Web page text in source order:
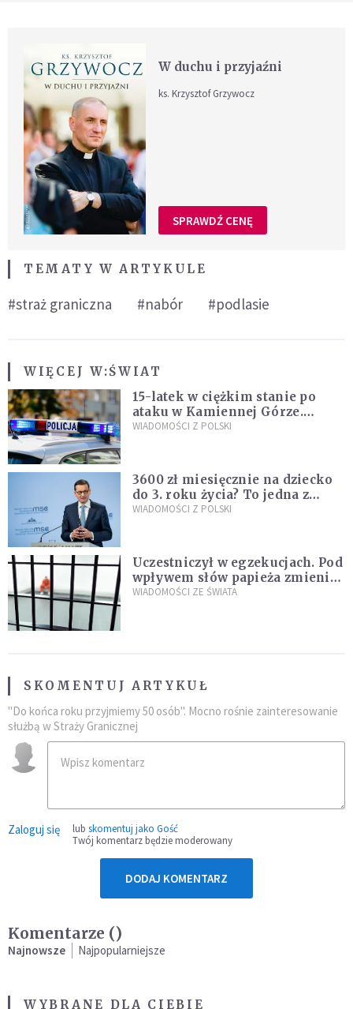
W duchu i przyjaźni
ks. Krzysztof Grzywocz
SPRAWDŹ CENĘ
TEMATY W ARTYKULE
#straż graniczna #nabór #podlasie
WIĘCEJ W:ŚWIAT
15-latek w ciężkim stanie po
ataku w Kamiennej Górze.
Policja zatrzymała dwóch
WIADOMOŚCI Z POLSKI
3600 zł miesięcznie na dziecko
do 3. roku życia? To jedna z
propozycji programu "Rozwój
WIADOMOŚCI Z POLSKI
Uczestniczył w egzekucjach. Pod
wpływem słów papieża zmienił
zdanie
WIADOMOŚCI ZE ŚWIATA
SKOMENTUJ ARTYKUŁ
"Do końca roku przyjmiemy 50 osób". Mocno rośnie zainteresowanie
służbą w Straży Granicznej
Zaloguj się lub skomentuj jako Gość
Twój komentarz będzie moderowany
DODAJ KOMENTARZ
Komentarze ()
Najnowsze Najpopularniejsze
WYBRANE DLA CIEBIE